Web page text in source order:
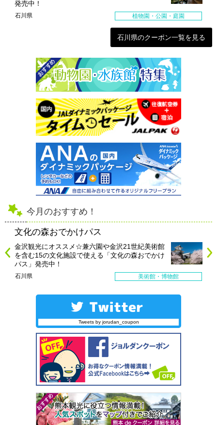
発売中！
石川県 植物園・公園・庭園
石川県のクーポン一覧を見る
今月のおすすめ！
文化の森おでかけパス
金沢観光にオススメ☆兼六園や金沢21世紀美術館
を含む15の文化施設で使える「文化の森おでかけ
パス」発売中！
石川県 美術館・博物館
Tweets by jorudan_coupon